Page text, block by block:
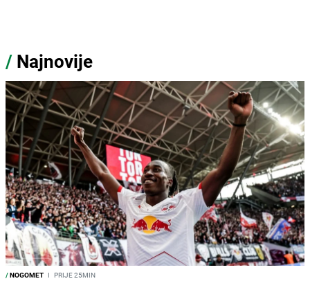
/ Najnovije
/NOGOMET I PRIJE 25MIN